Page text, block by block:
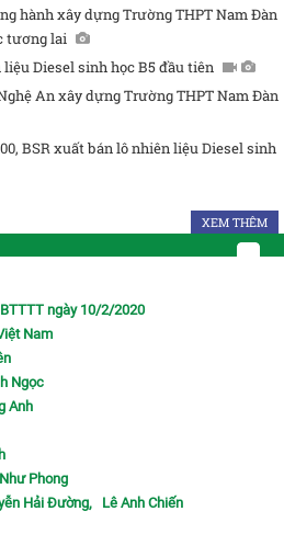
hành xây dựng Trường THPT Nam Đàn
tương lai
liệu Diesel sinh học B5 đầu tiên
An xây dựng Trường THPT Nam Đàn
BSR xuất bán lô nhiên liệu Diesel sinh
XEM THÊM
ngày 10/2/2020
Nam
Ngọc
Anh
Phong
Hải Đường, Lê Anh Chiến